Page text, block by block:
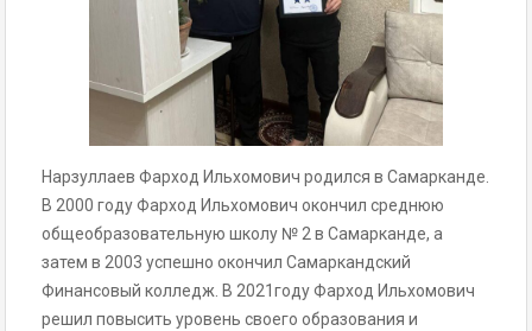
Нарзуллаев Фарход Ильхомович родился в Самарканде.
В 2000 году Фарход Ильхомович окончил среднюю
общеобразовательную школу № 2 в Самарканде, а
затем в 2003 успешно окончил Самаркандский
Финансовый колледж. В 2021году Фарход Ильхомович
решил повысить уровень своего образования и